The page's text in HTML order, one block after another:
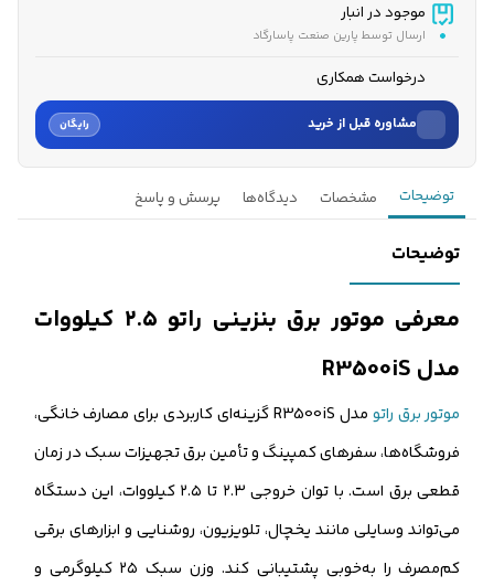
موجود در انبار
ارسال توسط پارین صنعت پاسارگاد
درخواست همکاری
مشاوره قبل از خرید رایگان
نام
تماس می‌گیرند.
ثبت درخواست مشاوره رایگان
توضیحات مشخصات دیدگاه‌ها پرسش و پاسخ
توضیحات
معرفی موتور برق بنزینی راتو ۲.۵ کیلووات
مدل R3500iS
موتور برق راتو
مدل R3500iS گزینه‌ای کاربردی برای مصارف خانگی،
فروشگاه‌ها، سفرهای کمپینگ و تأمین برق تجهیزات سبک در زمان
قطعی برق است. با توان خروجی ۲.۳ تا ۲.۵ کیلووات، این دستگاه
می‌تواند وسایلی مانند یخچال، تلویزیون، روشنایی و ابزارهای برقی
کم‌مصرف را به‌خوبی پشتیبانی کند. وزن سبک ۲۵ کیلوگرمی و